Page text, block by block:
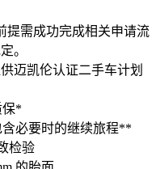
提需成功完成相关申请流
。
迈凯伦认证二手车计划
保*
含必要时的继续旅程**
检验